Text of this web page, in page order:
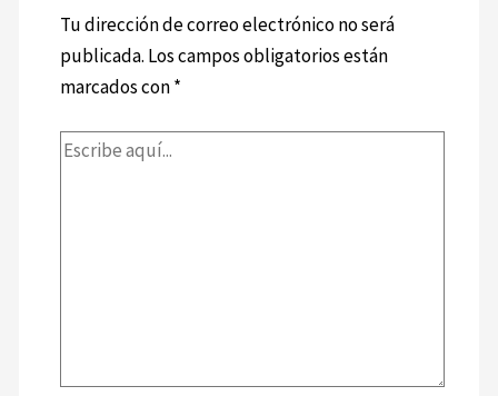
Tu dirección de correo electrónico no será
publicada. Los campos obligatorios están
marcados con*